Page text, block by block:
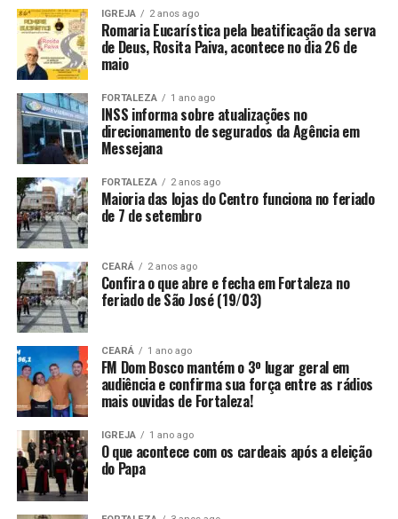
IGREJA 2 anos ago
Romaria Eucarística pela beatificação da serva
de Deus, Rosita Paiva, acontece no dia 26 de
maio
FORTALEZA 1 ano ago
INSS informa sobre atualizações no
direcionamento de segurados da Agência em
Messejana
FORTALEZA 2 anos ago
Maioria das lojas do Centro funciona no feriado
de 7 de setembro
CEARÁ 2 anos ago
Confira o que abre e fecha em Fortaleza no
feriado de São José (19/03)
CEARÁ 1 ano ago
FM Dom Bosco mantém o 3º lugar geral em
audiência e confirma sua força entre as rádios
mais ouvidas de Fortaleza!
IGREJA 1 ano ago
O que acontece com os cardeais após a eleição
do Papa